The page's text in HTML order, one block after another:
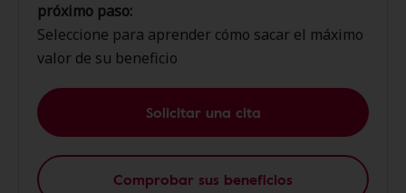
próximo paso:
Seleccione para aprender cómo sacar el máximo
valor de su beneficio
Solicitar una cita
Comprobar sus beneficios